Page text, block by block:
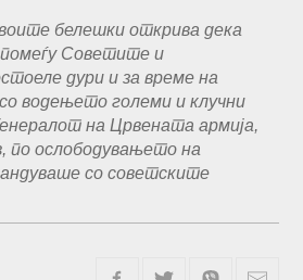
белешки открива дека
помеѓу Советите и
дури и за време на
водењето големи и клучни
на Црвената армија,
по ослободувањето на
со советските